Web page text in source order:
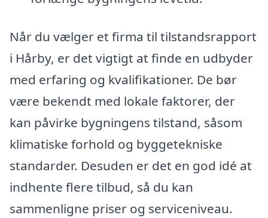
Når du vælger et firma til tilstandsrapport
i Hårby, er det vigtigt at finde en udbyder
med erfaring og kvalifikationer. De bør
være bekendt med lokale faktorer, der
kan påvirke bygningens tilstand, såsom
klimatiske forhold og byggetekniske
standarder. Desuden er det en god idé at
indhente flere tilbud, så du kan
sammenligne priser og serviceniveau.